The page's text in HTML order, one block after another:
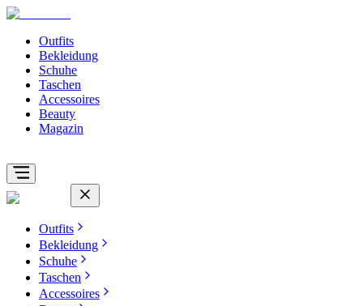
Outfits
Bekleidung
Schuhe
Taschen
Accessoires
Beauty
Magazin
Outfits
Bekleidung
Schuhe
Taschen
Accessoires